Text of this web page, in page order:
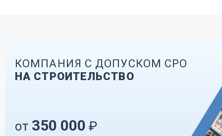
КОМПАНИЯ С ДОПУСКОМ СРО
НА СТРОИТЕЛЬСТВО
от 350 000 ₽